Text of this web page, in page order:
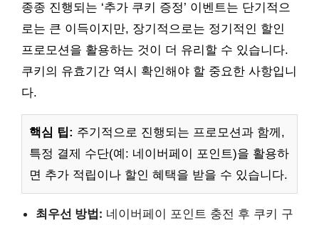
종종 진행되는 ‘추가 쿠키 증정’ 이벤트는 단기적으
로는 큰 이득이지만, 장기적으로는 정기적인 할인
프로모션을 활용하는 것이 더 유리할 수 있습니다.
쿠키의 유효기간 역시 확인해야 할 중요한 사항입니
다.
핵심 팁: 주기적으로 진행되는 프로모션과 함께,
특정 결제 수단(예: 네이버페이 포인트)을 활용하
면 추가 적립이나 할인 혜택을 받을 수 있습니다.
최우선 방법: 네이버페이 포인트 충전 후 쿠키 구